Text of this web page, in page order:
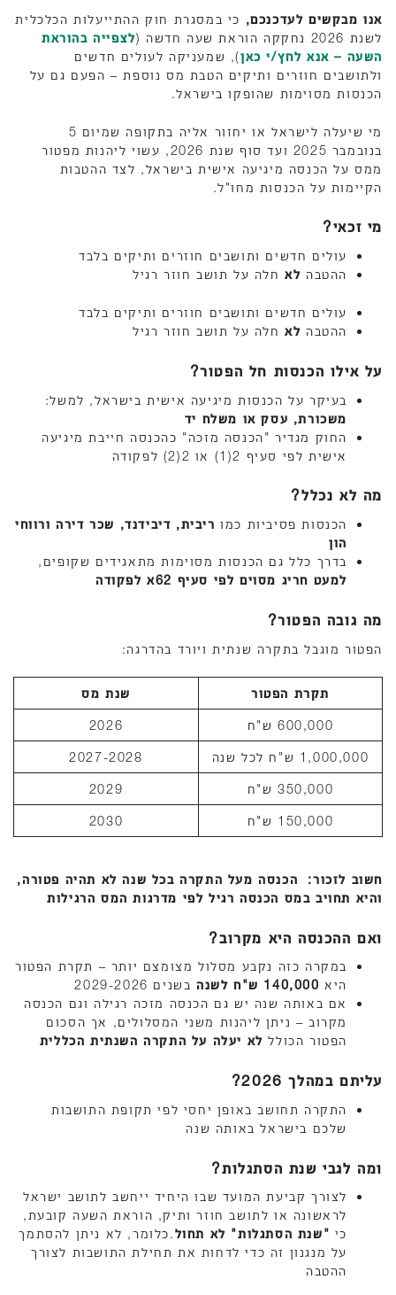
אנו מבקשים לעדכנכם, כי במסגרת חוק ההתייעלות הכלכלית
לשנת 2026 נחקקה הוראת שעה חדשה (
לצפייה בהוראת
השעה – אנא לחץ/י כאן), שמעניקה לעולים חדשים
ולתושבים חוזרים ותיקים הטבת מס נוספת – הפעם גם על
הכנסות מסוימות שהופקו בישראל.
מי שיעלה לישראל או יחזור אליה בתקופה שמיום 5
בנובמבר 2025 ועד סוף שנת 2026, עשוי ליהנות מפטור
ממס על הכנסה מיגיעה אישית בישראל, לצד ההטבות
הקיימות על הכנסות מחו"ל.
מי זכאי?
עולים חדשים ותושבים חוזרים ותיקים בלבד
ההטבה לאחלה על תושב חוזר רגיל
עולים חדשים ותושבים חוזרים ותיקים בלבד
ההטבה לאחלה על תושב חוזר רגיל
על אילו הכנסות חל הפטור?
בעיקר על הכנסות מיגיעה אישית בישראל, למשל:
משכורת, עסק או משלח יד
החוק מגדיר "הכנסה מזכה" כהכנסה חייבת מיגיעה
אישית לפי סעיף 2(1) או 2(2) לפקודה
מה לא נכלל?
הכנסות פסיביות כמו ריבית, דיבידנד, שכר דירה ורווחי
הון
בדרך כלל גם הכנסות מסוימות מתאגידים שקופים,
למעט חריג מסוים לפי סעיף 62א לפקודה
מה גובה הפטור?
הפטור מוגבל בתקרה שנתית ויורד בהדרגה:
תקרת הפטור שנת מס
600,000 ש"ח 2026
1,000,000 ש"ח לכל שנה 2027-2028
350,000 ש"ח 2029
150,000 ש"ח 2030
חשוב לזכור: הכנסה מעל התקרה בכל שנה לא תהיה פטורה,
והיא תחויב במס הכנסה רגיל לפי מדרגות המס הרגילות
ואם ההכנסה היא מקרוב?
במקרה כזה נקבע מסלול מצומצם יותר – תקרת הפטור
היא 140,000 ש"ח לשנה
בשנים 2029-2026
אם באותה שנה יש גם הכנסה מזכה רגילה וגם הכנסה
מקרוב – ניתן ליהנות משני המסלולים, אך הסכום
הפטור הכולל לא יעלה על התקרה השנתית הכללית
עליתם במהלך 2026?
התקרה תחושב באופן יחסי לפי תקופת התושבות
שלכם בישראל באותה שנה
ומה לגבי שנת הסתגלות?
לצורך קביעת המועד שבו היחיד ייחשב לתושב ישראל
לראשונה או לתושב חוזר ותיק, הוראת השעה קובעת,
כי "שנת הסתגלות" לא תחול.כלומר, לא ניתן להסתמך
על מנגנון זה כדי לדחות את תחילת התושבות לצורך
ההטבה